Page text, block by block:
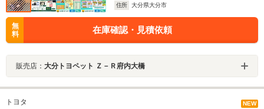
住所
大分県大分市
無
料
在庫確認・見積依頼
販売店： 大分トヨペット Ｚ－Ｒ府内大橋
トヨタ NEW